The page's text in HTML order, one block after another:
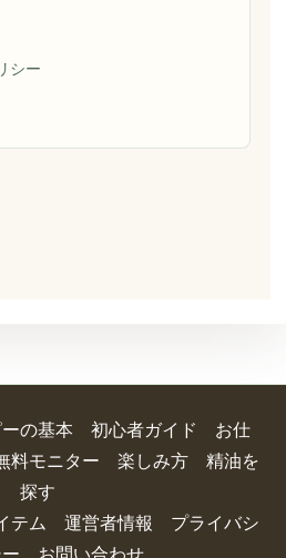
シー
の基本 初心者ガイド
お仕
料モニター 楽しみ方
精油を
探す
テム 運営者情報
プライバシ
お問い合わせ